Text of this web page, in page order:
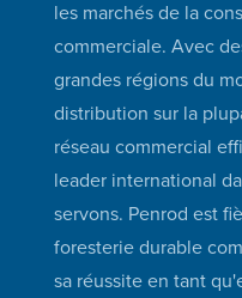
les marchés de la
commerciale. Avec
grandes régions du
distribution sur la
réseau commercial
leader international
servons. Penrod est
foresterie durable
sa réussite en tant